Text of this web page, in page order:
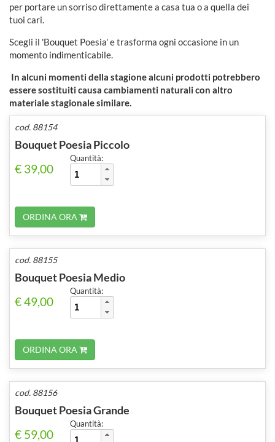
per portare un sorriso direttamente a casa tua o a quella dei
tuoi cari.
Scegli il 'Bouquet Poesia' e trasforma ogni occasione in un
momento indimenticabile.
In alcuni momenti della stagione alcuni prodotti potrebbero
essere sostituiti causa cambiamenti naturali con altro
materiale stagionale similare.
cod. 88154
Bouquet Poesia Piccolo
€ 39,00
Quantità:
ORDINA ORA
cod. 88155
Bouquet Poesia Medio
€ 49,00
Quantità:
ORDINA ORA
cod. 88156
Bouquet Poesia Grande
€ 59,00
Quantità: